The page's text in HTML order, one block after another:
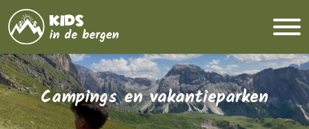
Campings en vakantieparken